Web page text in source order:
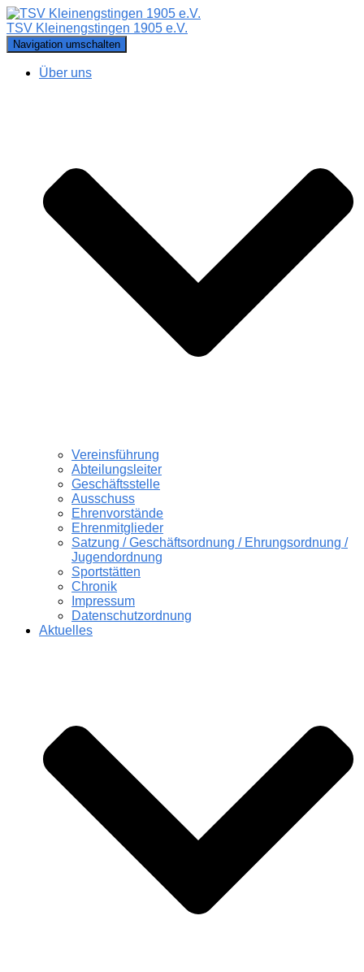
TSV Kleinengstingen 1905 e.V.
Navigation umschalten
Über uns
Vereinsführung
Abteilungsleiter
Geschäftsstelle
Ausschuss
Ehrenvorstände
Ehrenmitglieder
Satzung / Geschäftsordnung / Ehrungsordnung /
Jugendordnung
Sportstätten
Chronik
Impressum
Datenschutzordnung
Aktuelles